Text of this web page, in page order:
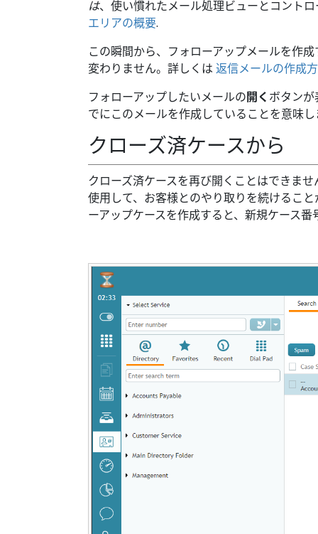
は、使い慣れたメール処理ビューとコント
エリアの概要.
この瞬間から、フォローアップメールを作
変わりません。詳しくは 返信メールの作成
フォローアップしたいメールの開く ボタン
でにこのメールを作成していることを意味し
クローズ済ケースから
クローズ済ケースを再び開くことはできませ
使用して、お客様とのやり取りを続けるこ
ーアップケースを作成すると、新規ケース